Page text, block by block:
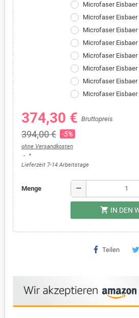
Microfaser
Microfaser
Microfaser
Microfaser
Microfaser
Microfaser
Microfaser
Microfaser
374,30 € Bruttopreis
394,00 € -5%
ohne Versandkosten
*
Lieferzeit 7-14 Arbeitstage
Menge remove
shopping_cart IN DEN
Teilen